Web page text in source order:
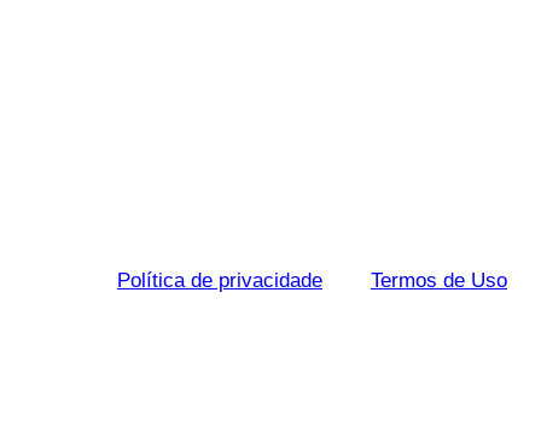
Política de privacidade Termos de Uso